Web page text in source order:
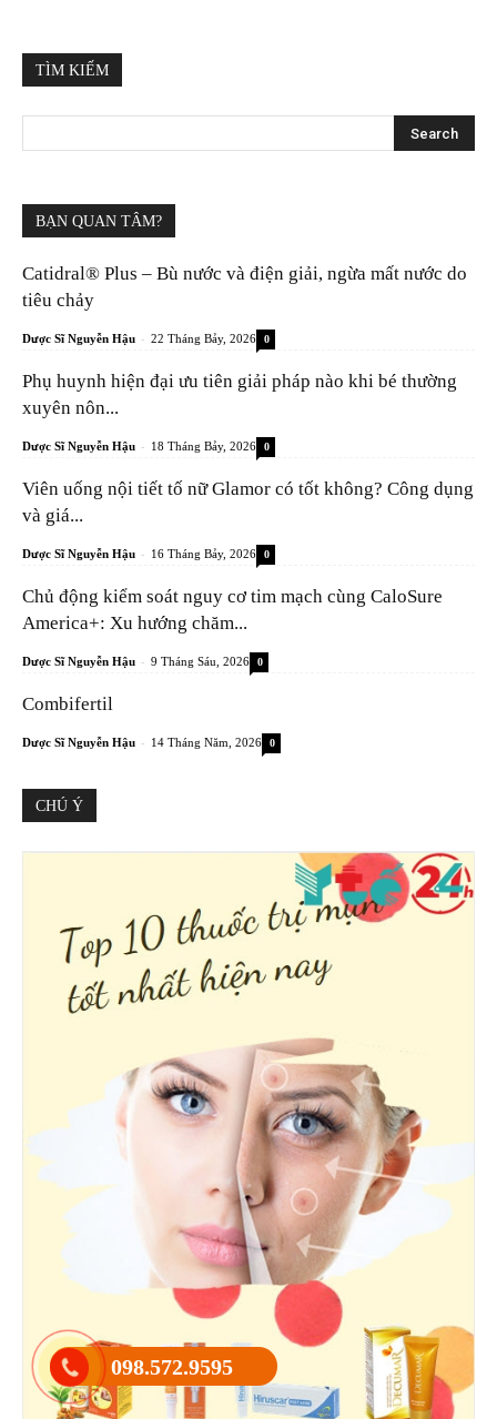
TÌM KIẾM
BẠN QUAN TÂM?
Catidral® Plus – Bù nước và điện giải, ngừa mất nước do
tiêu chảy
Dược Sĩ Nguyễn Hậu - 22 Tháng Bảy, 2026 0
Phụ huynh hiện đại ưu tiên giải pháp nào khi bé thường
xuyên nôn...
Dược Sĩ Nguyễn Hậu - 18 Tháng Bảy, 2026 0
Viên uống nội tiết tố nữ Glamor có tốt không? Công dụng
và giá...
Dược Sĩ Nguyễn Hậu - 16 Tháng Bảy, 2026 0
Chủ động kiểm soát nguy cơ tim mạch cùng CaloSure
America+: Xu hướng chăm...
Dược Sĩ Nguyễn Hậu - 9 Tháng Sáu, 2026 0
Combifertil
Dược Sĩ Nguyễn Hậu - 14 Tháng Năm, 2026 0
CHÚ Ý
098.572.9595